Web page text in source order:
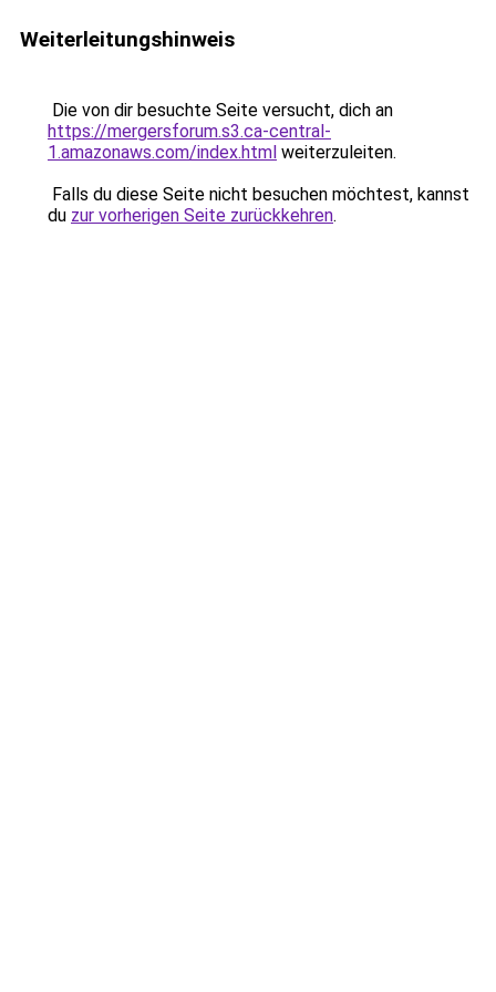
Weiterleitungshinweis
Die von dir besuchte Seite versucht, dich an
https://mergersforum.s3.ca-central-
1.amazonaws.com/index.html weiterzuleiten.
Falls du diese Seite nicht besuchen möchtest, kannst
du zur vorherigen Seite zurückkehren.